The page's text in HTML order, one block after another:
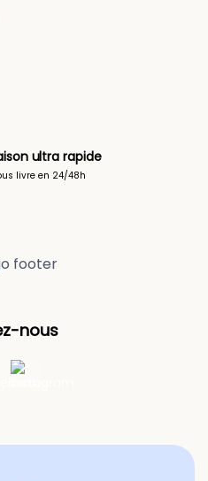
sécurisé
achats en toute tranquilité
nous